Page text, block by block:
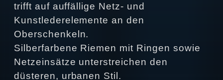
trifft auf auffällige Netz- und
Kunstlederelemente an den
Oberschenkeln.
Silberfarbene Riemen mit Ringen sowie
Netzeinsätze unterstreichen den
düsteren, urbanen Stil.